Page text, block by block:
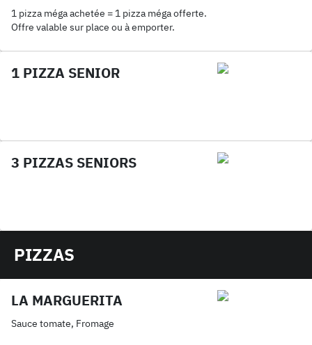
1 pizza méga achetée = 1 pizza méga offerte.
Offre valable sur place ou à emporter.
1 PIZZA SENIOR
3 PIZZAS SENIORS
PIZZAS
LA MARGUERITA
Sauce tomate, Fromage